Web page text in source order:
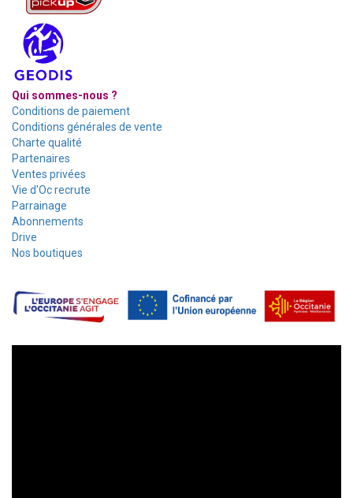
Qui sommes-nous ?
Conditions de paiement
Conditions générales de vente
Charte qualité
Partenaires
Ventes privées
Vie d'Oc recrute
Parrainage
Abonnements
Drive
Nos boutiques